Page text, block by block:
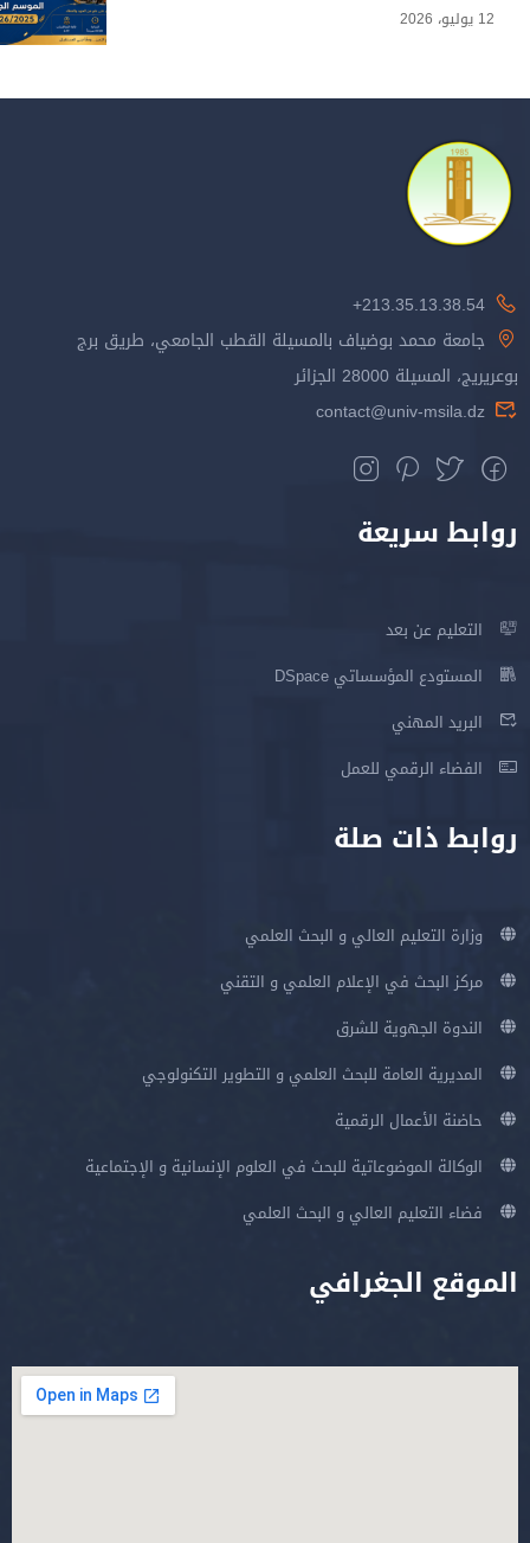
12 يوليو، 2026
213.35.13.38.54+
جامعة محمد بوضياف بالمسيلة القطب الجامعي، طريق برج
بوعريريج، المسيلة 28000 الجزائر
contact@univ-msila.dz
روابط سريعة
التعليم عن بعد
المستودع المؤسساتي DSpace
البريد المهني
الفضاء الرقمي للعمل
روابط ذات صلة
وزارة التعليم العالي و البحث العلمي
مركز البحث في الإعلام العلمي و التقني
الندوة الجهوية للشرق
المديرية العامة للبحث العلمي و التطوير التكنولوجي
حاضنة الأعمال الرقمية
الوكالة الموضوعاتية للبحث في العلوم الإنسانية و الإجتماعية
فضاء التعليم العالي و البحث العلمي
الموقع الجغرافي